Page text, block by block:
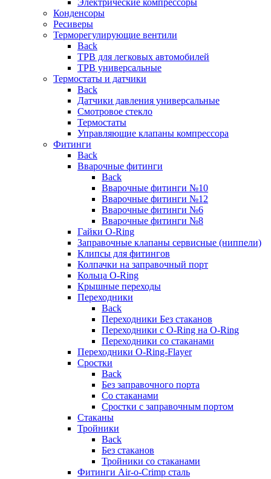
Конденсоры
Ресиверы
Терморегулирующие вентили
Back
ТРВ для легковых автомобилей
ТРВ универсальные
Термостаты и датчики
Back
Датчики давления универсальные
Смотровое стекло
Термостаты
Управляющие клапаны компрессора
Фитинги
Back
Вварочные фитинги
Back
Вварочные фитинги №10
Вварочные фитинги №12
Вварочные фитинги №6
Вварочные фитинги №8
Гайки O-Ring
Заправочные клапаны сервисные (ниппели)
Клипсы для фитингов
Колпачки на заправочный порт
Кольца O-Ring
Крышные переходы
Переходники
Back
Переходники Без стаканов
Переходники с O-Ring на O-Ring
Переходники со стаканами
Переходники O-Ring-Flayer
Сростки
Back
Без заправочного порта
Со стаканами
Сростки с заправочным портом
Стаканы
Тройники
Back
Без стаканов
Тройники со стаканами
Фитинги Air-o-Crimp сталь